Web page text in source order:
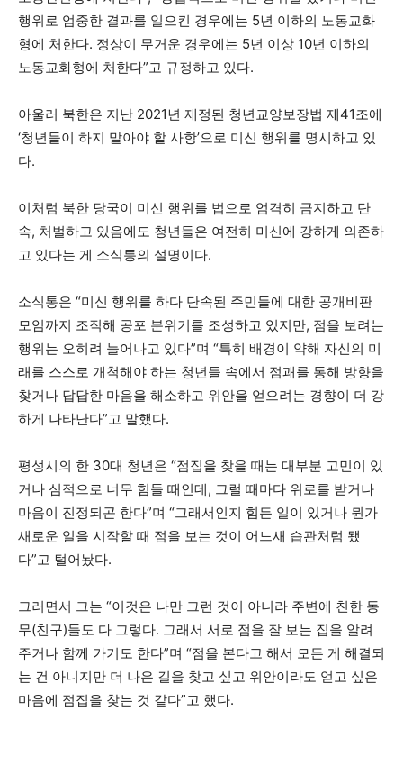
행위로 엄중한 결과를 일으킨 경우에는 5년 이하의 노동교화
형에 처한다. 정상이 무거운 경우에는 5년 이상 10년 이하의
노동교화형에 처한다”고 규정하고 있다.
아울러 북한은 지난 2021년 제정된 청년교양보장법 제41조에
‘청년들이 하지 말아야 할 사항’으로 미신 행위를 명시하고 있
다.
이처럼 북한 당국이 미신 행위를 법으로 엄격히 금지하고 단
속, 처벌하고 있음에도 청년들은 여전히 미신에 강하게 의존하
고 있다는 게 소식통의 설명이다.
소식통은 “미신 행위를 하다 단속된 주민들에 대한 공개비판
모임까지 조직해 공포 분위기를 조성하고 있지만, 점을 보려는
행위는 오히려 늘어나고 있다”며 “특히 배경이 약해 자신의 미
래를 스스로 개척해야 하는 청년들 속에서 점괘를 통해 방향을
찾거나 답답한 마음을 해소하고 위안을 얻으려는 경향이 더 강
하게 나타난다”고 말했다.
평성시의 한 30대 청년은 “점집을 찾을 때는 대부분 고민이 있
거나 심적으로 너무 힘들 때인데, 그럴 때마다 위로를 받거나
마음이 진정되곤 한다”며 “그래서인지 힘든 일이 있거나 뭔가
새로운 일을 시작할 때 점을 보는 것이 어느새 습관처럼 됐
다”고 털어놨다.
그러면서 그는 “이것은 나만 그런 것이 아니라 주변에 친한 동
무(친구)들도 다 그렇다. 그래서 서로 점을 잘 보는 집을 알려
주거나 함께 가기도 한다”며 “점을 본다고 해서 모든 게 해결되
는 건 아니지만 더 나은 길을 찾고 싶고 위안이라도 얻고 싶은
마음에 점집을 찾는 것 같다”고 했다.